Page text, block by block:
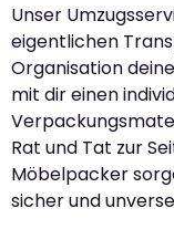
Unser
eigentlichen
Organisation
mit dir einen
Rat und Tat zur
Möbelpacker
sicher und